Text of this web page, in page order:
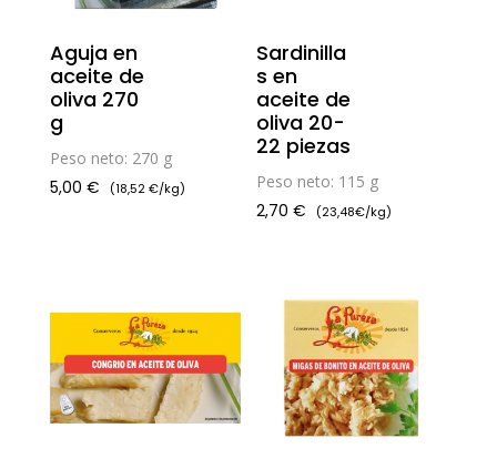
Aguja en
aceite de
oliva 270
g
Peso neto: 270 g
5,00 € (18,52 €/kg)
Sardinilla
s en
aceite de
oliva 20-
22 piezas
Peso neto: 115 g
2,70€ (23,48€/kg)